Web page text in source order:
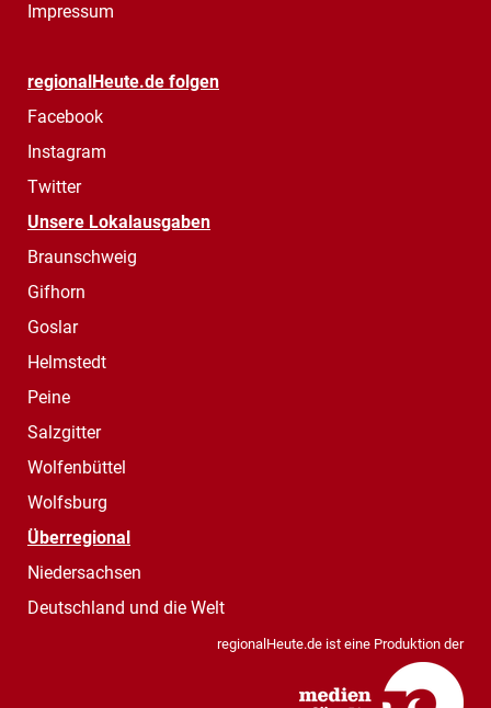
Impressum
regionalHeute.de folgen
Facebook
Instagram
Twitter
Unsere Lokalausgaben
Braunschweig
Gifhorn
Goslar
Helmstedt
Peine
Salzgitter
Wolfenbüttel
Wolfsburg
Überregional
Niedersachsen
Deutschland und die Welt
regionalHeute.de ist eine Produktion der